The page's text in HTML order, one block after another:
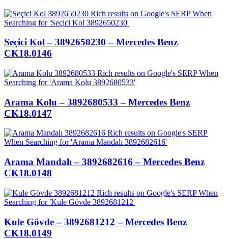
Seçici Kol – 3892650230 – Mercedes Benz
CK18.0146
Arama Kolu – 3892680533 – Mercedes Benz
CK18.0147
Arama Mandalı – 3892682616 – Mercedes Benz
CK18.0148
Kule Gövde – 3892681212 – Mercedes Benz
CK18.0149